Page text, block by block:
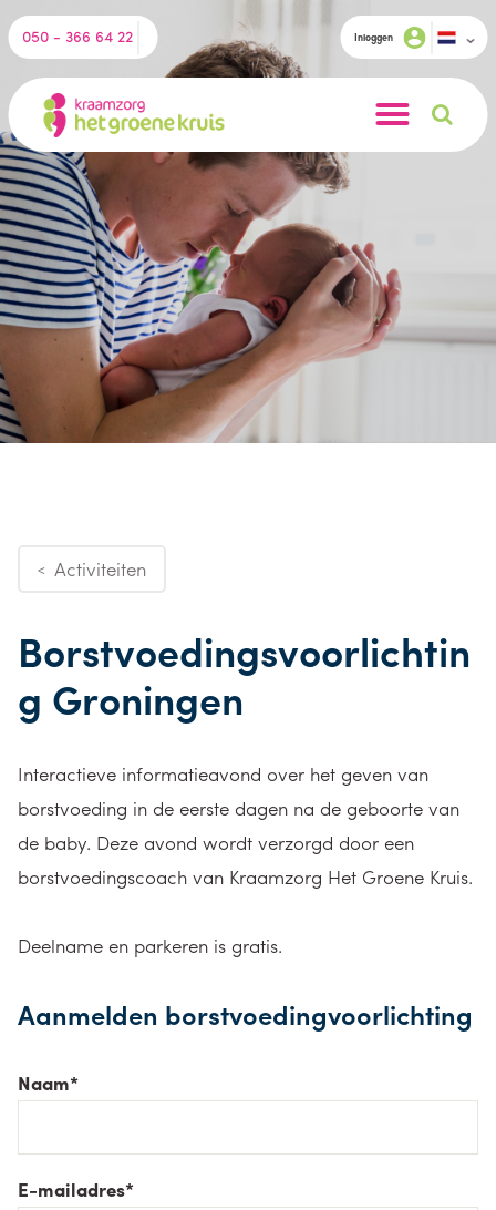
050 - 366 64 22 Inloggen
< Activiteiten
Borstvoedingsvoorlichtin
g Groningen
Interactieve informatieavond over het geven van
borstvoeding in de eerste dagen na de geboorte van
de baby. Deze avond wordt verzorgd door een
borstvoedingscoach van Kraamzorg Het Groene Kruis.
Deelname en parkeren is gratis.
Aanmelden borstvoedingvoorlichting
Naam*
E-mailadres*